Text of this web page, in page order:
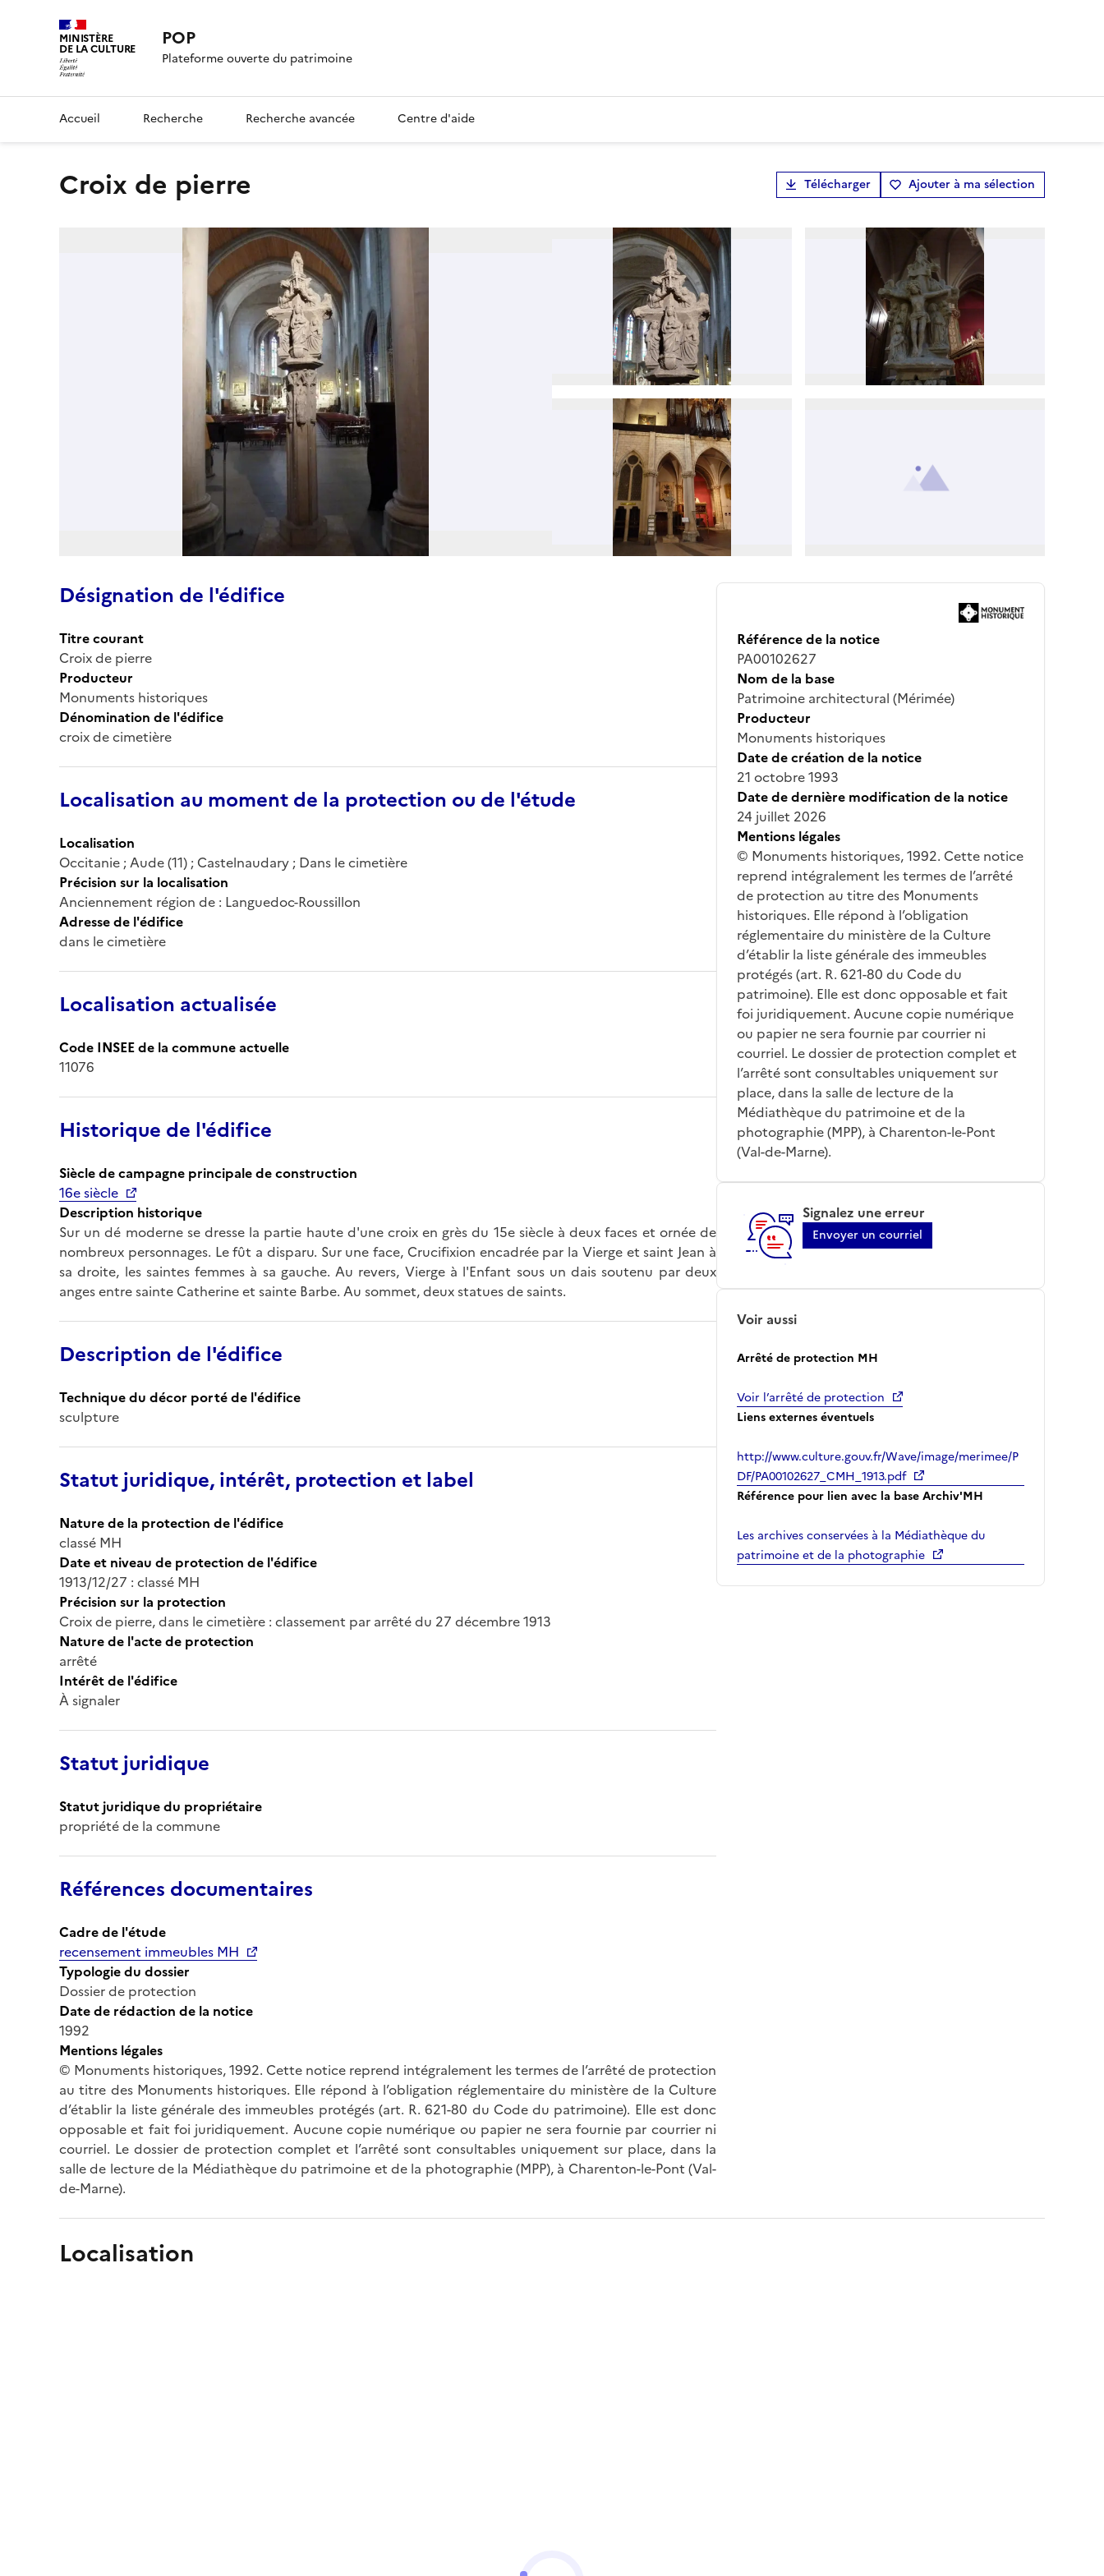
MINISTÈRE
DE LA CULTURE POP
Plateforme ouverte du patrimoine
Accueil Recherche Recherche avancée Centre d'aide
Croix de pierre Télécharger Ajouter à ma sélection
Désignation de l'édifice
Titre courant
Croix de pierre
Producteur
Monuments historiques
Dénomination de l'édifice
croix de cimetière
Localisation au moment de la protection ou de l'étude
Localisation
Occitanie ; Aude (11) ; Castelnaudary ; Dans le cimetière
Précision sur la localisation
Anciennement région de : Languedoc-Roussillon
Adresse de l'édifice
dans le cimetière
Localisation actualisée
Code INSEE de la commune actuelle
11076
Historique de l'édifice
Siècle de campagne principale de construction
16e siècle
Description historique
Sur un dé moderne se dresse la partie haute d'une croix en grès du 15e siècle à deux faces et ornée de
nombreux personnages. Le fût a disparu. Sur une face, Crucifixion encadrée par la Vierge et saint Jean à
sa droite, les saintes femmes à sa gauche. Au revers, Vierge à l'Enfant sous un dais soutenu par deux
anges entre sainte Catherine et sainte Barbe. Au sommet, deux statues de saints.
Description de l'édifice
Technique du décor porté de l'édifice
sculpture
Statut juridique, intérêt, protection et label
Nature de la protection de l'édifice
classé MH
Date et niveau de protection de l'édifice
1913/12/27 : classé MH
Précision sur la protection
Croix de pierre, dans le cimetière : classement par arrêté du 27 décembre 1913
Nature de l'acte de protection
arrêté
Intérêt de l'édifice
À signaler
Statut juridique
Statut juridique du propriétaire
propriété de la commune
Références documentaires
Cadre de l'étude
recensement immeubles MH
Typologie du dossier
Dossier de protection
Date de rédaction de la notice
1992
Mentions légales
© Monuments historiques, 1992. Cette notice reprend intégralement les termes de l’arrêté de protection
au titre des Monuments historiques. Elle répond à l’obligation réglementaire du ministère de la Culture
d’établir la liste générale des immeubles protégés (art. R. 621-80 du Code du patrimoine). Elle est donc
opposable et fait foi juridiquement. Aucune copie numérique ou papier ne sera fournie par courrier ni
courriel. Le dossier de protection complet et l’arrêté sont consultables uniquement sur place, dans la
salle de lecture de la Médiathèque du patrimoine et de la photographie (MPP), à Charenton-le-Pont (Val-
de-Marne).
Référence de la notice
PA00102627
Nom de la base
Patrimoine architectural (Mérimée)
Producteur
Monuments historiques
Date de création de la notice
21 octobre 1993
Date de dernière modification de la notice
24 juillet 2026
Mentions légales
© Monuments historiques, 1992. Cette notice
reprend intégralement les termes de l’arrêté
de protection au titre des Monuments
historiques. Elle répond à l’obligation
réglementaire du ministère de la Culture
d’établir la liste générale des immeubles
protégés (art. R. 621-80 du Code du
patrimoine). Elle est donc opposable et fait
foi juridiquement. Aucune copie numérique
ou papier ne sera fournie par courrier ni
courriel. Le dossier de protection complet et
l’arrêté sont consultables uniquement sur
place, dans la salle de lecture de la
Médiathèque du patrimoine et de la
photographie (MPP), à Charenton-le-Pont
(Val-de-Marne).
Signalez une erreur
Envoyer un courriel
Voir aussi
Arrêté de protection MH
Voir l’arrêté de protection
Liens externes éventuels
http://www.culture.gouv.fr/Wave/image/merimee/P
DF/PA00102627_CMH_1913.pdf
Référence pour lien avec la base Archiv'MH
Les archives conservées à la Médiathèque du
patrimoine et de la photographie
Localisation